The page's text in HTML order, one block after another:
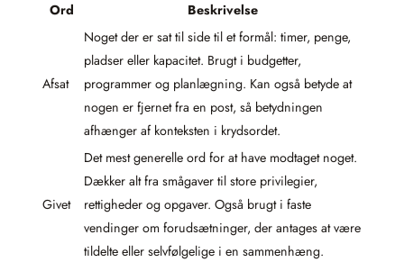
Ord Beskrivelse
Afsat
Noget der er sat til side til et formål: timer, penge,
pladser eller kapacitet. Brugt i budgetter,
programmer og planlægning. Kan også betyde at
nogen er fjernet fra en post, så betydningen
afhænger af konteksten i krydsordet.
Givet
Det mest generelle ord for at have modtaget noget.
Dækker alt fra smågaver til store privilegier,
rettigheder og opgaver. Også brugt i faste
vendinger om forudsætninger, der antages at være
tildelte eller selvfølgelige i en sammenhæng.